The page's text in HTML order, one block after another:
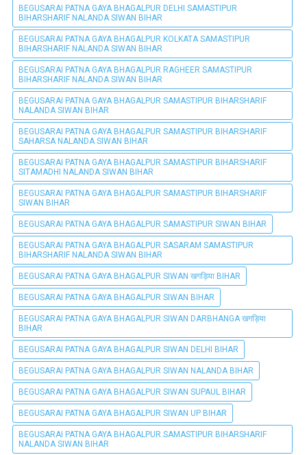
BEGUSARAI PATNA GAYA BHAGALPUR DELHI SAMASTIPUR
BIHARSHARIF NALANDA SIWAN BIHAR
BEGUSARAI PATNA GAYA BHAGALPUR KOLKATA SAMASTIPUR
BIHARSHARIF NALANDA SIWAN BIHAR
BEGUSARAI PATNA GAYA BHAGALPUR RAGHEER SAMASTIPUR
BIHARSHARIF NALANDA SIWAN BIHAR
BEGUSARAI PATNA GAYA BHAGALPUR SAMASTIPUR BIHARSHARIF
NALANDA SIWAN BIHAR
BEGUSARAI PATNA GAYA BHAGALPUR SAMASTIPUR BIHARSHARIF
SAHARSA NALANDA SIWAN BIHAR
BEGUSARAI PATNA GAYA BHAGALPUR SAMASTIPUR BIHARSHARIF
SITAMADHI NALANDA SIWAN BIHAR
BEGUSARAI PATNA GAYA BHAGALPUR SAMASTIPUR BIHARSHARIF
SIWAN BIHAR
BEGUSARAI PATNA GAYA BHAGALPUR SAMASTIPUR SIWAN BIHAR
BEGUSARAI PATNA GAYA BHAGALPUR SASARAM SAMASTIPUR
BIHARSHARIF NALANDA SIWAN BIHAR
BEGUSARAI PATNA GAYA BHAGALPUR SIWAN खगड़िया BIHAR
BEGUSARAI PATNA GAYA BHAGALPUR SIWAN BIHAR
BEGUSARAI PATNA GAYA BHAGALPUR SIWAN DARBHANGA खगड़िया
BIHAR
BEGUSARAI PATNA GAYA BHAGALPUR SIWAN DELHI BIHAR
BEGUSARAI PATNA GAYA BHAGALPUR SIWAN NALANDA BIHAR
BEGUSARAI PATNA GAYA BHAGALPUR SIWAN SUPAUL BIHAR
BEGUSARAI PATNA GAYA BHAGALPUR SIWAN UP BIHAR
BEGUSARAI PATNA GAYA BHAGALPUR SAMASTIPUR BIHARSHARIF
NALANDA SIWAN BIHAR